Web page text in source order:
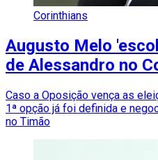
Corinthians
Augusto Melo
de Alessandro no
Caso a Oposição vença as
1ª opção já foi definida e
no Timão